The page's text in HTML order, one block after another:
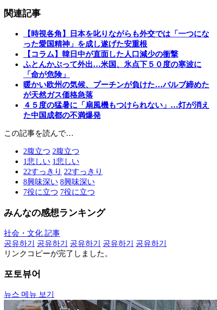
関連記事
【時視各角】日本を叱りながらも外交では「一つにな
った愛国精神」を成し遂げた安重根
【コラム】韓日中が直面した人口減少の衝撃
ふとんかぶって外出…米国、氷点下５０度の寒波に
「命が危険」
暖かい欧州の気候、プーチンが負けた…バルブ締めた
が天然ガス価格急落
４５度の猛暑に「扇風機もつけられない」…灯が消え
た中国成都の不満爆発
この記事を読んで…
2腹立つ 2腹立つ
1悲しい 1悲しい
22すっきり 22すっきり
8興味深い 8興味深い
7役に立つ 7役に立つ
みんなの感想ランキング
社会・文化 記事
공유하기
공유하기 공유하기 공유하기
공유하기
リンクコピーが完了しました。
포토뷰어
뉴스 메뉴 보기